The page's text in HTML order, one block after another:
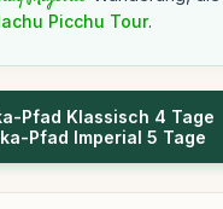
Picchu Tour.
Pfad Klassisch 4 Tage
Pfad Imperial 5 Tage